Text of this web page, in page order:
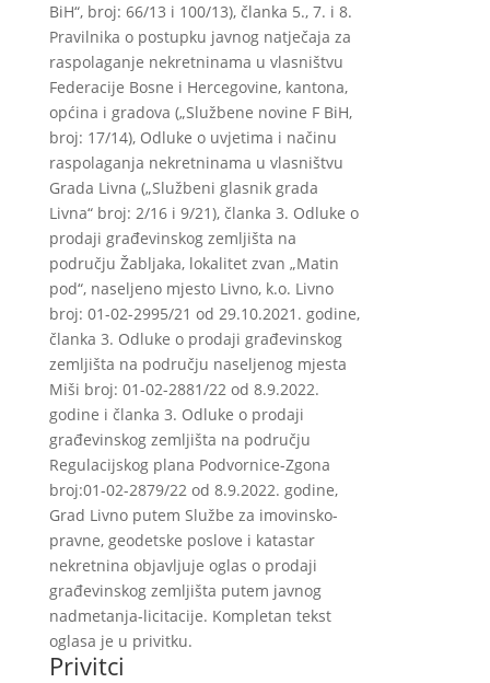
BiH“, broj: 66/13 i 100/13), članka 5., 7. i 8.
Pravilnika o postupku javnog natječaja za
raspolaganje nekretninama u vlasništvu
Federacije Bosne i Hercegovine, kantona,
općina i gradova („Službene novine F BiH,
broj: 17/14), Odluke o uvjetima i načinu
raspolaganja nekretninama u vlasništvu
Grada Livna („Službeni glasnik grada
Livna“ broj: 2/16 i 9/21), članka 3. Odluke o
prodaji građevinskog zemljišta na
području Žabljaka, lokalitet zvan „Matin
pod“, naseljeno mjesto Livno, k.o. Livno
broj: 01-02-2995/21 od 29.10.2021. godine,
članka 3. Odluke o prodaji građevinskog
zemljišta na području naseljenog mjesta
Miši broj: 01-02-2881/22 od 8.9.2022.
godine i članka 3. Odluke o prodaji
građevinskog zemljišta na području
Regulacijskog plana Podvornice-Zgona
broj:01-02-2879/22 od 8.9.2022. godine,
Grad Livno putem Službe za imovinsko-
pravne, geodetske poslove i katastar
nekretnina objavljuje oglas o prodaji
građevinskog zemljišta putem javnog
nadmetanja-licitacije. Kompletan tekst
oglasa je u privitku.
Privitci